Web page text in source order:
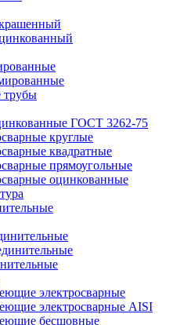
трубы
ГОСТ 3262-75
круглые
квадратные
прямоугольные
оцинкованные
электросварные
электросварные AISI
бесшовные